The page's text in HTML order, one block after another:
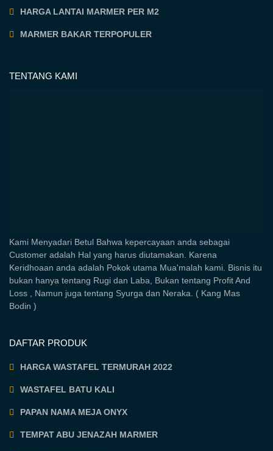
HARGA LANTAI MARMER PER M2
MARMER BAKAR TERPOPULER
TENTANG KAMI
Kami Menyadari Betul Bahwa kepercayaan anda sebagai
Customer adalah Hal yang harus diutamakan. Karena
Keridhoaan anda adalah Pokok utama Mua'malah kami. Bisnis itu
bukan hanya tentang Rugi dan Laba, Bukan tentang Profit And
Loss , Namun juga tentang Syurga dan Neraka. ( Kang Mas
Bodin )
DAFTAR PRODUK
HARGA WASTAFEL TERMURAH 2022
WASTAFEL BATU KALI
PAPAN NAMA MEJA ONYX
TEMPAT ABU JENAZAH MARMER